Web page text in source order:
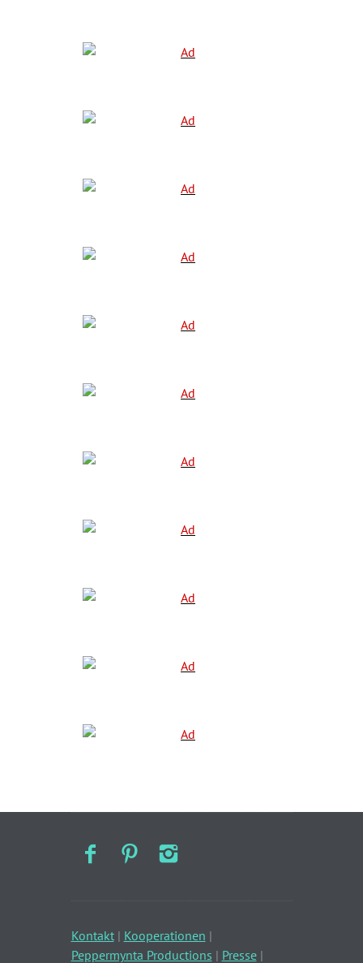
Kontakt| Kooperationen |
Peppermynta Productions | Presse|